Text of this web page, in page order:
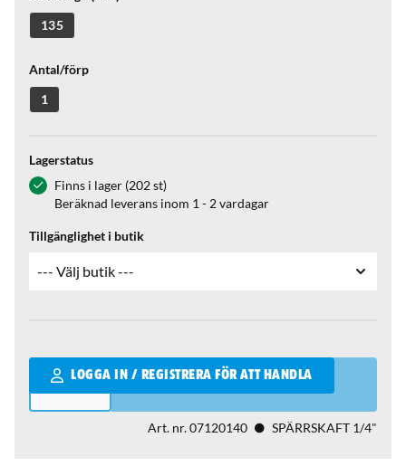
135
Antal/förp
1
Lagerstatus
Finns i lager (202 st)
Beräknad leverans inom 1 - 2 vardagar
Tillgänglighet i butik
LOGGA IN / REGISTRERA FÖR ATT HANDLA
Qantity
Art. nr.07120140 SPÄRRSKAFT 1/4"